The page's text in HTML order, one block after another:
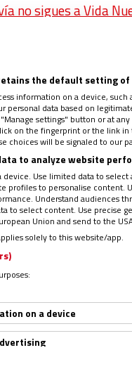
no sigues a Vida
desbocada hacia el
la omnipotencia: el
adolescentes, nos
corremos hacia
y nos hemos
muerte (Gn 3,5).
expulsados del
ni Fausto; ni, tan
de sentirnos
the default setting
information on a device,
personal data based on
settings" button or at
on the fingerprint or the link
choices will be signaled to our
to analyze website
Use limited data to
profiles to personalise
Understand audiences
to select content. Use precise
Union and send to the
solely to this website/app.
on a device
advertising